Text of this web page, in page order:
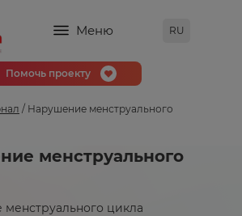
Меню RU
Помочь проекту
/ Нарушение менструального
менструального
цикла